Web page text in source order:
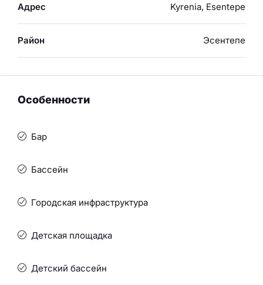
Адрес Kyrenia, Esentepe
Район Эсентепе
Особенности
Бар
Бассейн
Городская инфраструктура
Детская площадка
Детский бассейн